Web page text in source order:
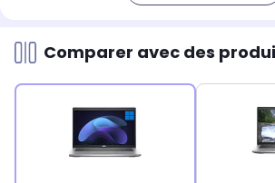
Comparer avec des